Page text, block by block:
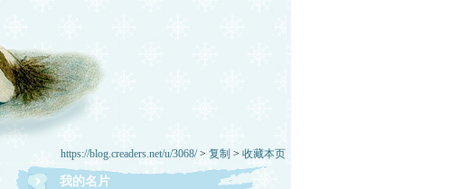
https://blog.creaders.net/u/3068/> 复制 > 收藏本页
我的名片